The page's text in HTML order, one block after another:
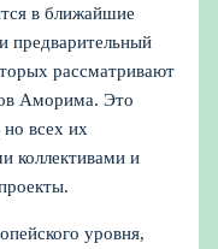
в ближайшие
предварительный
рассматривают
Аморима. Это
всех их
коллективами и
уровня,